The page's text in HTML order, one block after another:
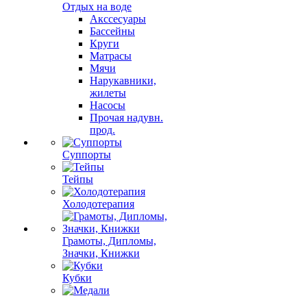
Отдых на воде
Акссесуары
Бассейны
Круги
Матрасы
Мячи
Нарукавники,
жилеты
Насосы
Прочая надувн.
прод.
Суппорты
Тейпы
Холодотерапия
Грамоты, Дипломы,
Значки, Книжки
Кубки